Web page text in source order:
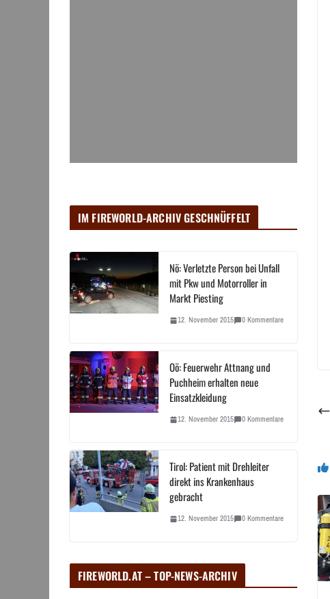
IM FIREWORLD-ARCHIV GESCHNÜFFELT
Nö: Verletzte Person bei Unfall
mit Pkw und Motorroller in
Markt Piesting
12. November 2015 0 Kommentare
Oö: Feuerwehr Attnang und
Puchheim erhalten neue
Einsatzkleidung
12. November 2015 0 Kommentare
Tirol: Patient mit Drehleiter
direkt ins Krankenhaus
gebracht
12. November 2015 0 Kommentare
FIREWORLD.AT – TOP-NEWS-ARCHIV